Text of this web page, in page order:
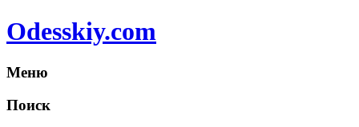
Odesskiy.com
Меню
Поиск